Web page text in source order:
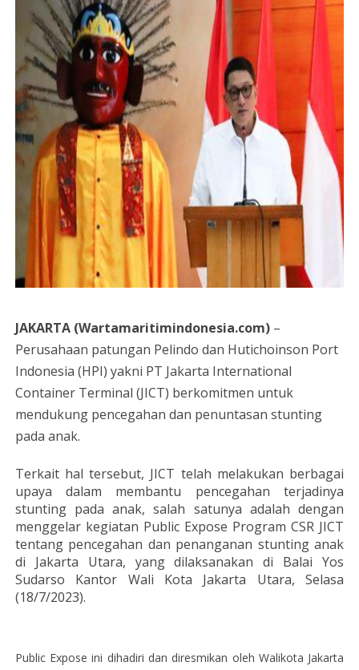
JAKARTA (Wartamaritimindonesia.com) –
Perusahaan patungan Pelindo dan Hutichoinson Port
Indonesia (HPI) yakni PT Jakarta International
Container Terminal (JICT) berkomitmen untuk
mendukung pencegahan dan penuntasan stunting
pada anak.
Terkait hal tersebut, JICT telah melakukan berbagai
upaya dalam membantu pencegahan terjadinya
stunting pada anak, salah satunya adalah dengan
menggelar kegiatan Public Expose Program CSR JICT
tentang pencegahan dan penanganan stunting anak
di Jakarta Utara, yang dilaksanakan di Balai Yos
Sudarso Kantor Wali Kota Jakarta Utara, Selasa
(18/7/2023).
Public Expose ini dihadiri dan diresmikan oleh Walikota Jakarta